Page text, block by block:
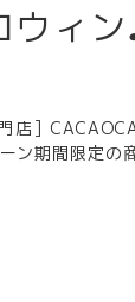
ウィ
店]
ン期間限定の